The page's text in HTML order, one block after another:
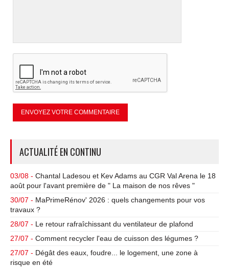
ACTUALITÉ EN CONTINU
03/08 - Chantal Ladesou et Kev Adams au CGR Val Arena le 18
août pour l'avant première de " La maison de nos rêves "
30/07 - MaPrimeRénov' 2026 : quels changements pour vos
travaux ?
28/07 - Le retour rafraîchissant du ventilateur de plafond
27/07 - Comment recycler l'eau de cuisson des légumes ?
27/07 - Dégât des eaux, foudre... le logement, une zone à
risque en été